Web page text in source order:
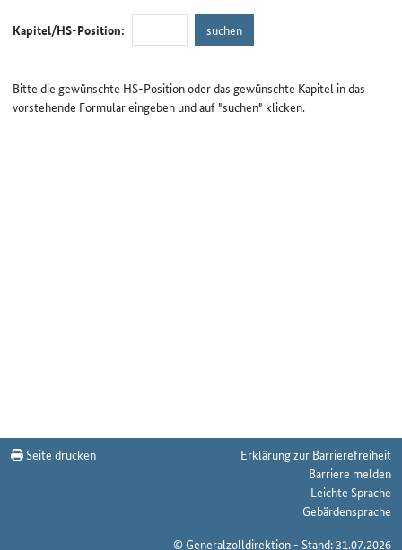
Kapitel/HS-Position:
Bitte die gewünschte HS-Position oder das gewünschte Kapitel in das
vorstehende Formular eingeben und auf "suchen" klicken.
Seite drucken
Erklärung zur Barrierefreiheit
Barriere melden
Leichte Sprache
Gebärdensprache
© Generalzolldirektion - Stand: 31.07.2026